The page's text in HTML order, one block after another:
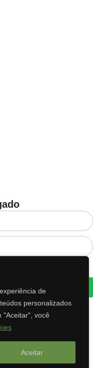
de
personalizados
"Aceitar", você
Aceitar